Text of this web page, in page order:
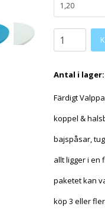
1,20
Antal i lager:
Färdigt
koppel &
bajspåsar,
allt ligger i en
paketet kan
köp 3 eller